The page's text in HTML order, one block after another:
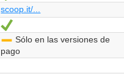
scoop.it/...
Sí
-Sólo en las versiones de
pago